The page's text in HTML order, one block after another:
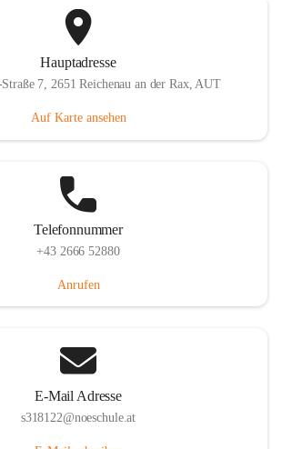
Hauptadresse
7, 2651 Reichenau an der Rax, AUT
Auf Karte ansehen
Telefonnummer
+43 2666 52880
Anrufen
E-Mail Adresse
s318122@noeschule.at